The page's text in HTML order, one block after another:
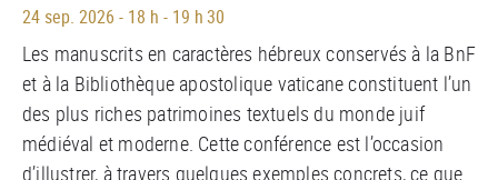
24 sep. 2026 - 18 h - 19 h 30
Les manuscrits en caractères hébreux conservés à la BnF
et à la Bibliothèque apostolique vaticane constituent l’un
des plus riches patrimoines textuels du monde juif
médiéval et moderne. Cette conférence est l’occasion
d’illustrer, à travers quelques exemples concrets, ce que